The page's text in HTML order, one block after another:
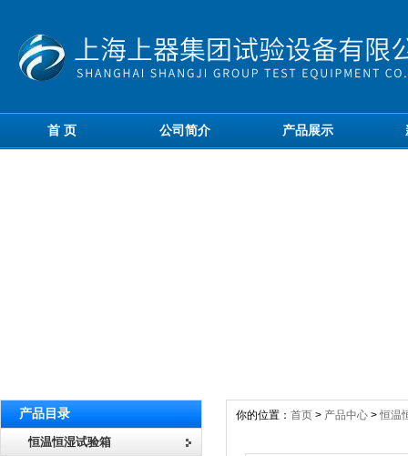
首 页 公司简介 产品展示
产品目录
恒温恒湿试验箱
你的位置： 首页 > 产品中心 >恒温